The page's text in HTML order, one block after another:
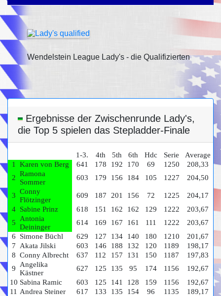
Wendelstein League Lady's - die Qualifizierten
Ergebnisse der Zwischenrunde Lady's,
die Top 5 spielen das Stepladder-Finale
1-3. 4th 5th 6th Hdc Serie
Average
1
Karen von Berg 641 178 192 170 69 1250
208,33
2 Ramona
Sommer
603 179 156 184 105 1227 204,50
3 Conny
Flötzinger
609 187 201 156 72 1225
204,17
4 Sabine Prinz 618 151 162 162 129 1222
203,67
5
Antonia
Deininger
614 169 167 161 111 1222
203,67
6
Simone Büchl 629 127 134 140 180 1210
201,67
7
Akata Jilski 603 146 188 132 120 1189
198,17
8 Conny Albrecht 637 112 157 131 150 1187
197,83
9
Angelika
Kästner
627 125 135 95 174 1156
192,67
10 Sabina Ramic 603 125 141 128 159 1156
192,67
11 Andrea Steiner 617 133 135 154 96 1135
189,17